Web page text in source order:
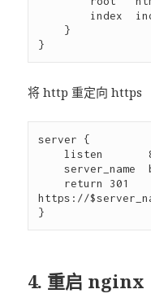
将 http 重定向 https
server {
    server_name  baidu.com www.baidu.com;
https://
4. 重启 nginx